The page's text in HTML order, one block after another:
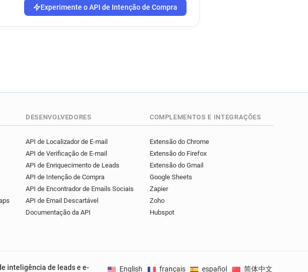
Experimente o API de Intenção de Compra
DESENVOLVEDORES
API de Localizador de E-mail
API de Verificação de E-mail
API de Enriquecimento de Leads
API de Intenção de Compra
API de Encontrador de Emails Sociais
API de Email Descartável
Documentação da API
COMPLEMENTOS E INTEGRAÇÕES
Extensão do Chrome
Extensão do Firefox
Extensão do Gmail
Google Sheets
Zapier
Zoho
Hubspot
inteligência de leads e e-
English français español 简体中文